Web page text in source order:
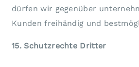
dürfen wir gegenüber
Kunden freihändig und
15. Schutzrechte Dritter